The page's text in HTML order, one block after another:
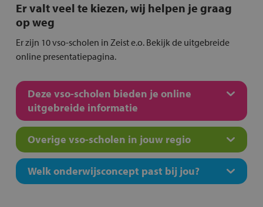
Er valt veel te kiezen, wij helpen je graag
op weg
Er zijn 10 vso-scholen in Zeist e.o. Bekijk de uitgebreide
online presentatiepagina.
Deze vso-scholen bieden je online
uitgebreide informatie
Overige vso-scholen in jouw regio
Welk onderwijsconcept past bij jou?